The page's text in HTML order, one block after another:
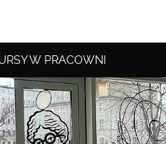
W PRACOWNI